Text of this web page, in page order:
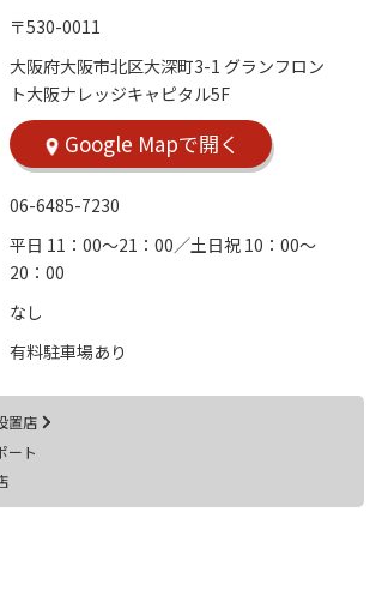
〒530-0011
大阪府大阪市北区大深町3-1 グランフロン
ト大阪ナレッジキャピタル5F
Google Mapで開く
06-6485-7230
平日 11：00～21：00／土日祝 10：00～
20：00
なし
有料駐車場あり
置店
ート